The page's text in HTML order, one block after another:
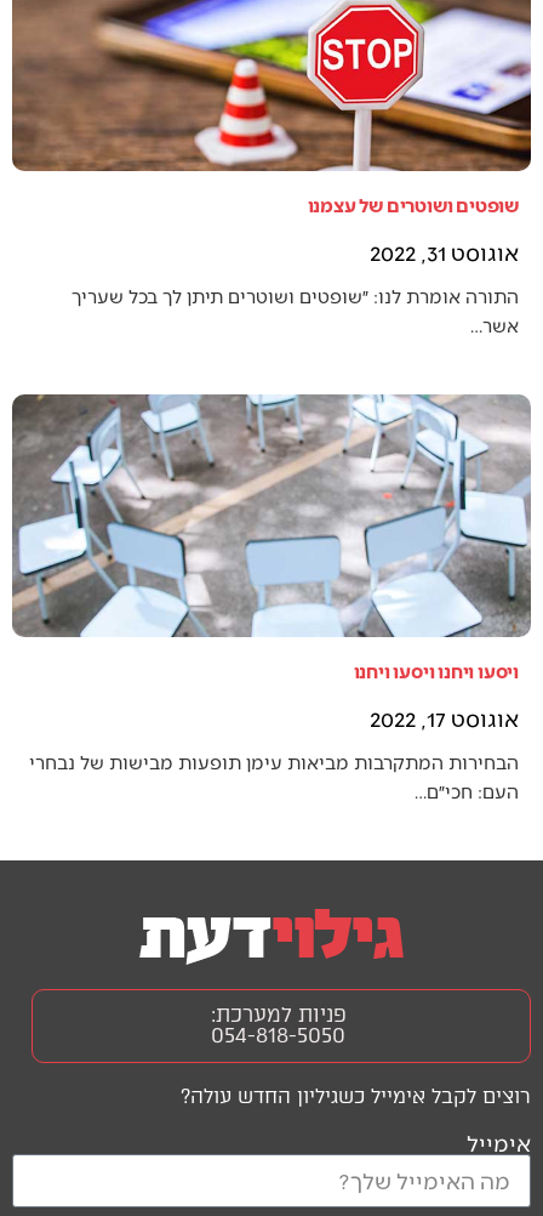
שופטים ושוטרים של עצמנו
אוגוסט 31, 2022
התורה אומרת לנו: ״שופטים ושוטרים תיתן לך בכל שעריך
אשר…
ויסעו ויחנו ויסעו ויחנו
אוגוסט 17, 2022
הבחירות המתקרבות מביאות עימן תופעות מבישות של נבחרי
העם: חכי״ם…
רוצים לקבל אימייל כשגיליון החדש עולה?
אימייל
פניות למערכת:
054-818-5050